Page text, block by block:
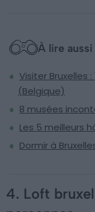
À lire
Visiter Bruxelles
(Belgique)
8 musées
Les 5 meilleurs
Dormir à
4. Loft